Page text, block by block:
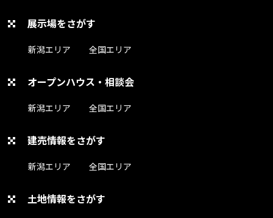
展示場をさがす
新潟エリア 全国エリア
オープンハウス・相談会
新潟エリア 全国エリア
建売情報をさがす
新潟エリア 全国エリア
土地情報をさがす